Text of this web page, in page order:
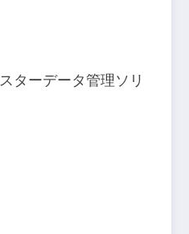
ターデータ管理ソリ